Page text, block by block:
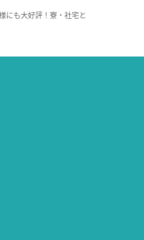
にも大好評！寮・社宅と